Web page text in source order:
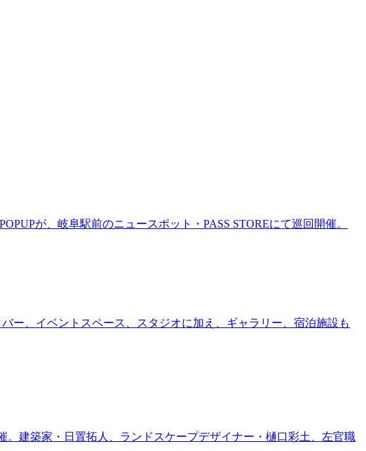
が、岐阜駅前のニュースポット・PASS STOREにて巡回開催。
ー、イベントスペース、スタジオに加え、ギャラリー、宿泊施設も
建築家・日置拓人、ランドスケープデザイナー・樋口彩土、左官職